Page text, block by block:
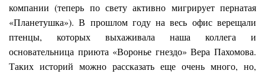
компании (теперь по свету активно мигрирует пернатая
«Планетушка»). В прошлом году на весь офис верещали
птенцы, которых выхаживала наша коллега и
основательница приюта «Воронье гнездо» Вера Пахомова.
Таких историй можно рассказать еще очень много, но,